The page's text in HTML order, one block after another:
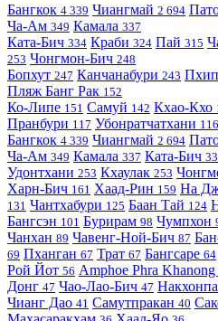
Бангкок 4 339 Чиангмай 2 694
Ча-Ам 349 Камала 337
Ката-Бич 334 Краби 324 Пай 315
253 Чонгмон-Бич 248
Бопхут 247 Канчанабури 243
Пляж Банг Рак 152
Ко-Липе 151 Самуй 142 Кхао-Кхо
Пранбури 117 Убонратчатхани 116
Бангкок 4 339 Чиангмай 2 694
Ча-Ам 349 Камала 337 Ката-Бич
Удонтхани 253 Кхаулак 253
Харн-Бич 161 Хаад-Рин 159 На
131 Чантхабури 125 Баан Тай 124
Бангсэн 101 Бурирам 98 Чумпхон
Чанхан 89 Чавенг-Ной-Бич 87
69 Пханган 67 Трат 67 Бангсаре 64
Рой Йот 56 Amphoe Phra Khanong
Донг 47 Чао-Лао-Бич 47
Чианг Дао 41 Самутпракан 40